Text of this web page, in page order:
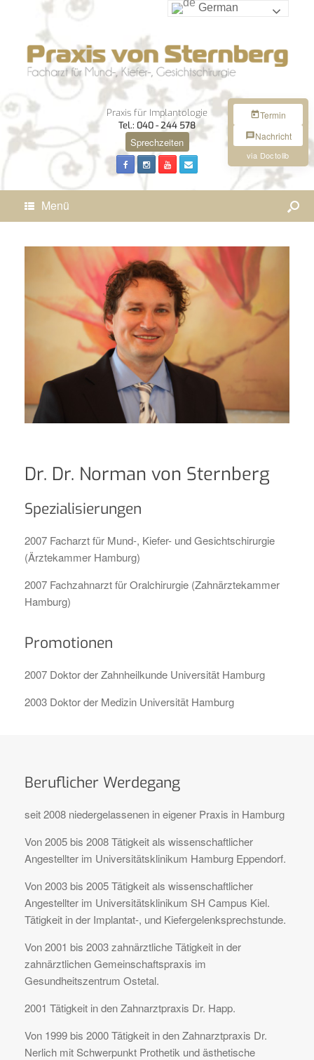
Praxis für Implantologie
Tel.: 040 - 244 578
Sprechzeiten
Menü
Dr. Dr. Norman von Sternberg
Spezialisierungen
2007 Facharzt für Mund-, Kiefer- und Gesichtschirurgie
(Ärztekammer Hamburg)
2007 Fachzahnarzt für Oralchirurgie (Zahnärztekammer
Hamburg)
Promotionen
2007 Doktor der Zahnheilkunde Universität Hamburg
2003 Doktor der Medizin Universität Hamburg
Beruflicher Werdegang
seit 2008 niedergelassenen in eigener Praxis in Hamburg
Von 2005 bis 2008 Tätigkeit als wissenschaftlicher
Angestellter im Universitätsklinikum Hamburg Eppendorf.
Von 2003 bis 2005 Tätigkeit als wissenschaftlicher
Angestellter im Universitätsklinikum SH Campus Kiel.
Tätigkeit in der Implantat-, und Kiefergelenksprechstunde.
Von 2001 bis 2003 zahnärztliche Tätigkeit in der
zahnärztlichen Gemeinschaftspraxis im
Gesundheitszentrum Ostetal.
2001 Tätigkeit in den Zahnarztpraxis Dr. Happ.
Von 1999 bis 2000 Tätigkeit in den Zahnarztpraxis Dr.
Nerlich mit Schwerpunkt Prothetik und ästhetische
Termin
Nachricht
via Doctolib
German